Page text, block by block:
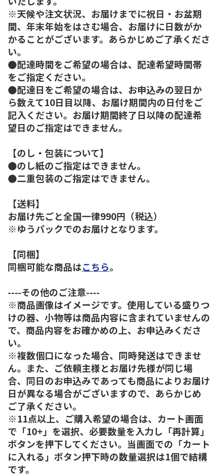
※天候や注文状況、お届けまでに祝日・お盆期
間、年末年始をはさむ場合、お届けに日数がか
かることがございます。あらかじめご了承くださ
い。
●配達時間をご希望の場合は、配達希望時間帯
をご指定ください。
●配達日をご希望の場合は、お申込みの翌日か
ら数えて10日目以降、お届け期間内の日付をご
記入ください。お届け期間終了日以降の配達希
望日のご指定はできません。
【のし・包装について】
●のし紙のご指定はできません。
●二重包装のご指定はできません。
【送料】
お届け先ごと全国一律990円（税込）
※ゆうパックでのお届けとなります。
【同梱】
同梱可能な商品はこちら。
----その他のご注意----
※商品画像はイメージです。使用している盛りつ
けの器、小物等は商品内容に含まれていませんの
で、商品内容をお確かめの上、お申込みくださ
い。
※複数個口になった場合、同時発送はできませ
ん。また、ご依頼主様とお届け先様が同じ場
合、同日のお申込みであっても商品によりお届け
日が異なる場合がございますので、あらかじめ
ご了承ください。
※11点以上、ご購入希望の場合は、カート画面
で「10+」を選択、必要数量を入力し「再計算」
ボタンを押下してください。当画面での「カート
に入れる」ボタン押下時の数量選択は1個で結構
です。